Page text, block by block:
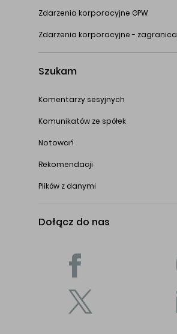
Zdarzenia korporacyjne GPW
Zdarzenia korporacyjne - zagranica
Szukam
Komentarzy sesyjnych
Komunikatów ze spółek
Notowań
Rekomendacji
Plików z danymi
Dołącz do nas